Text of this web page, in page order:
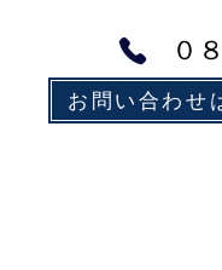
０
お問い合わせ